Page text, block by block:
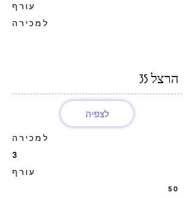
עורף
למכירה
לצפיה
למכירה
3
עורף
50